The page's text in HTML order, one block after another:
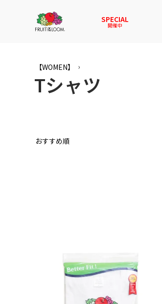
SPECIAL
開催中
スウェットパーカー
ファッショングッズ
スウェットパーカー
スウェットパーカー
レイングッズ
スウェットパーカー
レイングッズ
【WOMEN】
Tシャツ
おすすめ順